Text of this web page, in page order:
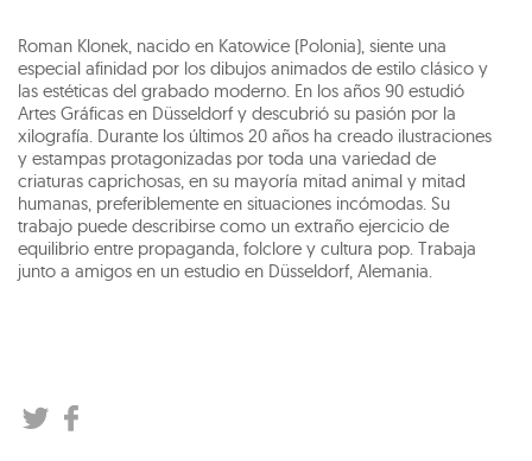
Roman Klonek, nacido en Katowice (Polonia), siente una
especial afinidad por los dibujos animados de estilo clásico y
las estéticas del grabado moderno. En los años 90 estudió
Artes Gráficas en Düsseldorf y descubrió su pasión por la
xilografía. Durante los últimos 20 años ha creado ilustraciones
y estampas protagonizadas por toda una variedad de
criaturas caprichosas, en su mayoría mitad animal y mitad
humanas, preferiblemente en situaciones incómodas. Su
trabajo puede describirse como un extraño ejercicio de
equilibrio entre propaganda, folclore y cultura pop. Trabaja
junto a amigos en un estudio en Düsseldorf, Alemania.